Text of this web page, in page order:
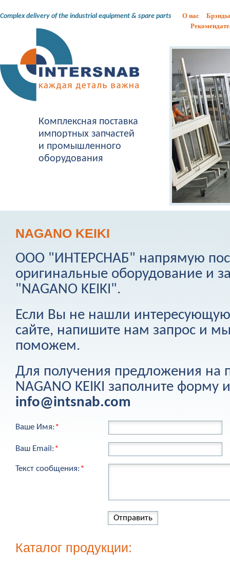
Complex delivery of the industrial equipment & spare parts
Комплексная поставка
импортных запчастей
и промышленного
оборудования
О нас
Брэнды
NAGANO KEIKI
ООО "ИНТЕРСНАБ" напрямую
оригинальные оборудование и
"NAGANO KEIKI".
Если Вы не нашли
сайте, напишите нам запрос и
поможем.
Для получения предложения
NAGANO KEIKI заполните форму
info@intsnab.com
Ваше Имя:*
Ваш Email:*
Текст сообщения:*
Каталог продукции: